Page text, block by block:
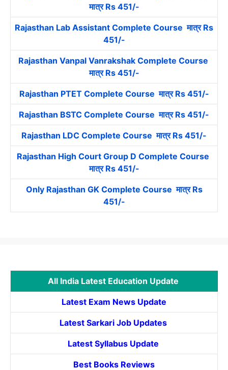
मात्र Rs 451/-
Rajasthan Lab Assistant Complete Course मात्र Rs
451/-
Rajasthan Vanpal Vanrakshak Complete Course
मात्र Rs 451/-
Rajasthan PTET Complete Course मात्र Rs 451/-
Rajasthan BSTC Complete Course मात्र Rs 451/-
Rajasthan LDC Complete Course मात्र Rs 451/-
Rajasthan High Court Group D Complete Course
मात्र Rs 451/-
Only Rajasthan GK Complete Course मात्र Rs
451/-
All India Latest Education Update
Latest Exam News Update
Latest Sarkari Job Updates
Latest Syllabus Update
Best Books Reviews